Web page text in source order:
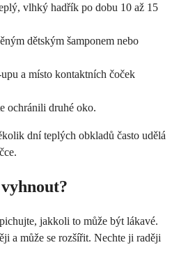
vlhký hadřík po dobu 10 až 15
dětským šamponem nebo
a místo kontaktních čoček
ochránili druhé oko.
dní teplých obkladů často udělá
jakkoli to může být lákavé.
a může se rozšířit. Nechte ji raději